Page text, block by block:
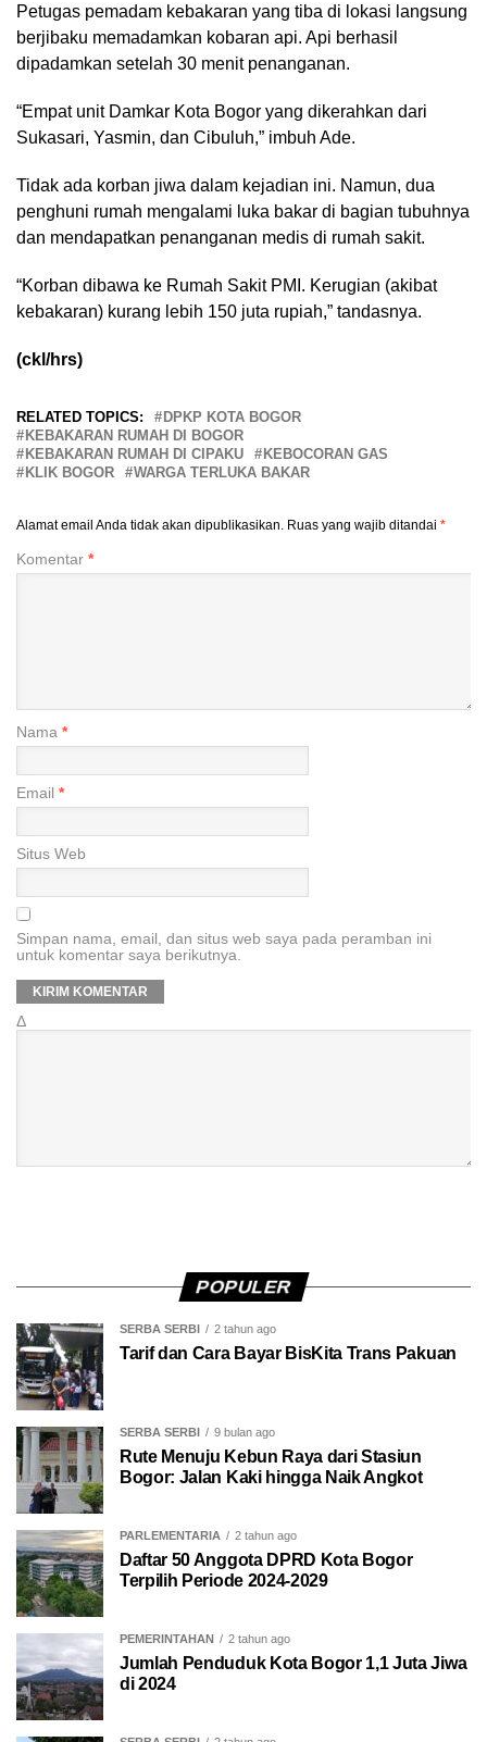
Petugas pemadam kebakaran yang tiba di lokasi langsung
berjibaku memadamkan kobaran api. Api berhasil
dipadamkan setelah 30 menit penanganan.
“Empat unit Damkar Kota Bogor yang dikerahkan dari
Sukasari, Yasmin, dan Cibuluh,” imbuh Ade.
Tidak ada korban jiwa dalam kejadian ini. Namun, dua
penghuni rumah mengalami luka bakar di bagian tubuhnya
dan mendapatkan penanganan medis di rumah sakit.
“Korban dibawa ke Rumah Sakit PMI. Kerugian (akibat
kebakaran) kurang lebih 150 juta rupiah,” tandasnya.
(ckl/hrs)
RELATED TOPICS:
DPKP KOTA BOGOR
KEBAKARAN RUMAH DI BOGOR
KEBAKARAN RUMAH DI CIPAKU
KEBOCORAN GAS
KLIK BOGOR
WARGA TERLUKA BAKAR
Alamat email Anda tidak akan dipublikasikan. Ruas yang wajib ditandai *
Komentar *
Nama *
Email *
Situs Web
Simpan nama, email, dan situs web saya pada peramban ini
untuk komentar saya berikutnya.
Δ
POPULER
SERBA SERBI 2 tahun ago
Tarif dan Cara Bayar BisKita Trans Pakuan
SERBA SERBI 9 bulan ago
Rute Menuju Kebun Raya dari Stasiun
Bogor: Jalan Kaki hingga Naik Angkot
PARLEMENTARIA 2 tahun ago
Daftar 50 Anggota DPRD Kota Bogor
Terpilih Periode 2024-2029
PEMERINTAHAN 2 tahun ago
Jumlah Penduduk Kota Bogor 1,1 Juta Jiwa
di 2024